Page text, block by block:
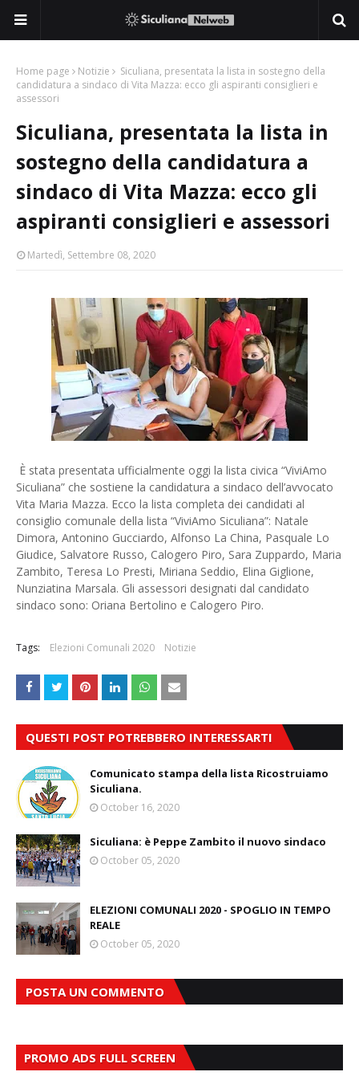
Home page Notizie
Siculiana, presentata la lista in sostegno della
candidatura a sindaco di Vita Mazza: ecco gli aspiranti consiglieri e
assessori
Siculiana, presentata la lista in
sostegno della candidatura a
sindaco di Vita Mazza: ecco gli
aspiranti consiglieri e assessori
Martedì, Settembre 08, 2020
È stata presentata ufficialmente oggi la lista civica “ViviAmo
Siculiana” che sostiene la candidatura a sindaco dell’avvocato
Vita Maria Mazza. Ecco la lista completa dei candidati al
consiglio comunale della lista “ViviAmo Siculiana”: Natale
Dimora, Antonino Gucciardo, Alfonso La China, Pasquale Lo
Giudice, Salvatore Russo, Calogero Piro, Sara Zuppardo, Maria
Zambito, Teresa Lo Presti, Miriana Seddio, Elina Giglione,
Nunziatina Marsala. Gli assessori designati dal candidato
sindaco sono: Oriana Bertolino e Calogero Piro.
Tags: Elezioni Comunali 2020 Notizie
QUESTI POST POTREBBERO INTERESSARTI
Comunicato stampa della lista Ricostruiamo
Siculiana.
October 16, 2020
Siculiana: è Peppe Zambito il nuovo sindaco
October 05, 2020
ELEZIONI COMUNALI 2020 - SPOGLIO IN TEMPO
REALE
October 05, 2020
POSTA UN COMMENTO
PROMO ADS FULL SCREEN